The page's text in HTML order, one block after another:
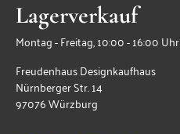
Lagerverkauf
Montag - Freitag, 10:00 - 16:00 Uhr
Freudenhaus Designkaufhaus
Nürnberger Str. 14
97076 Würzburg